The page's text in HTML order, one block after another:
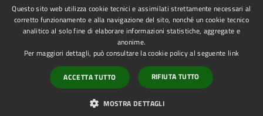
RSS
Accessibilità
Copyright © 2026 • Comune di
Leno • Powered by
Municipium•Accesso
redazione
Questo sito web utilizza cookie tecnici e assimilati strettamente necessari al
corretto funzionamento e alla navigazione del sito, nonché un cookie tecnico
analitico al solo fine di elaborare informazioni statistiche, aggregate e
anonime.
Per maggiori dettagli, può consultare la cookie policy al seguente link
ACCETTA TUTTO RIFIUTA TUTTO
MOSTRA DETTAGLI